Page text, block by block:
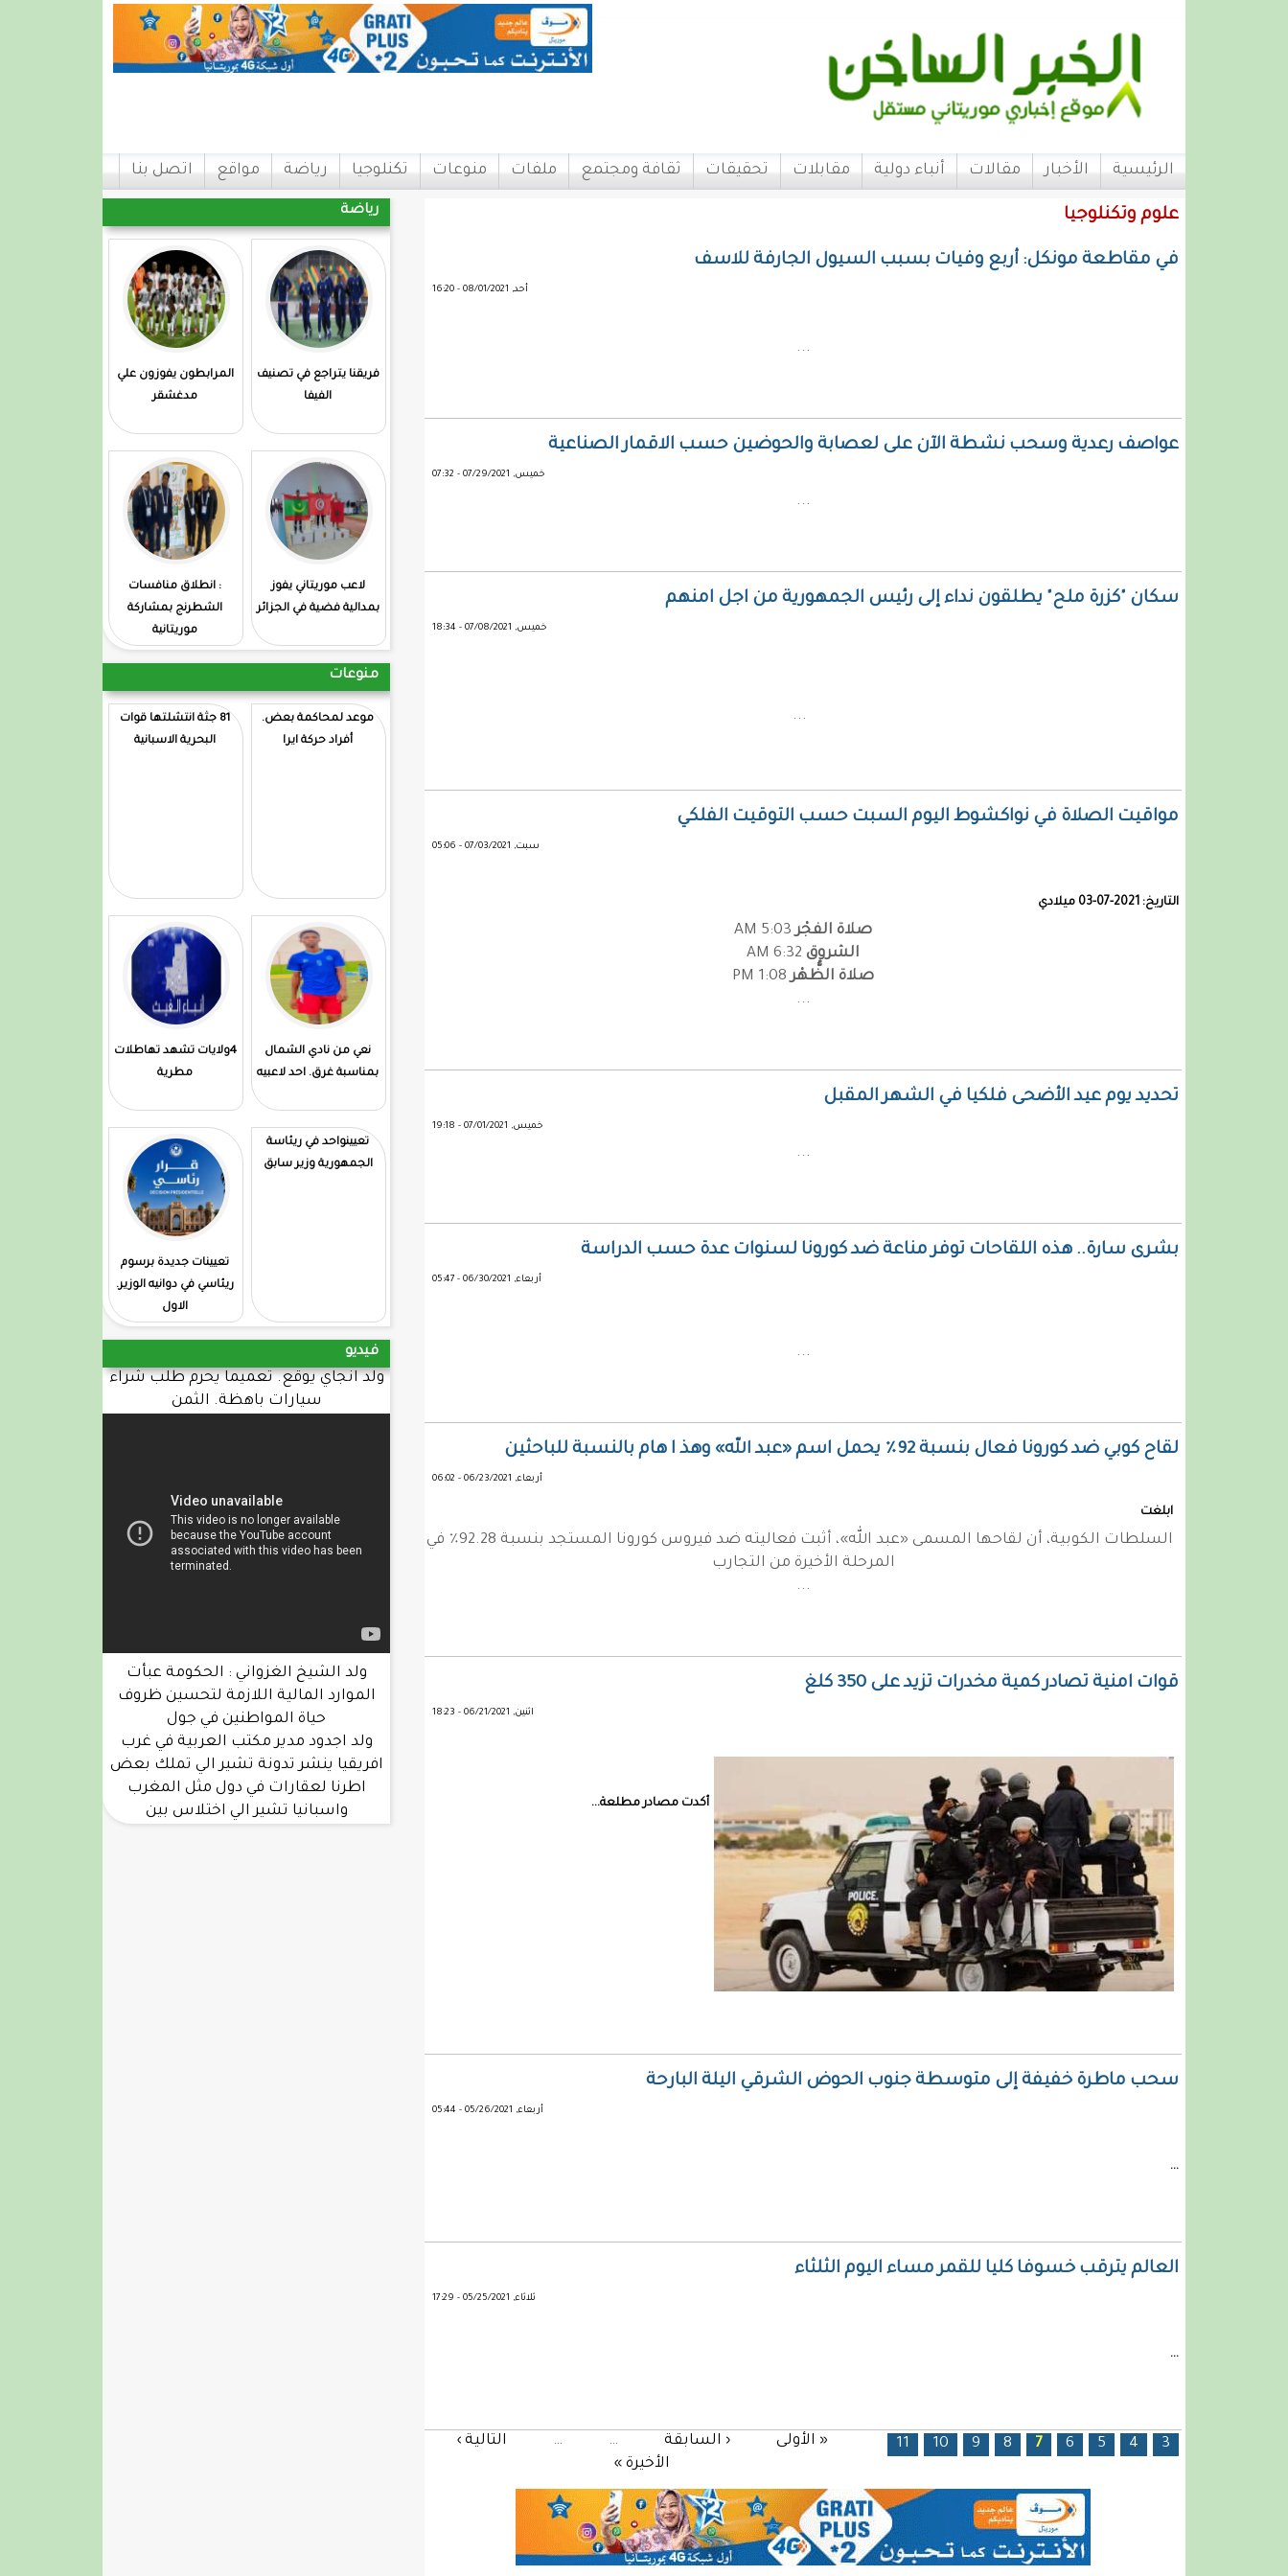
الرئيسية الأخبار مقالات أنباء دولية مقابلات تحقيقات ثقافة ومجتمع ملفات منوعات تكنلوجيا رياضة مواقع اتصل بنا
رياضة
فريقنا يتراجع في تصنيف
الفيفا
المرابطون يفوزون علي
مدغشقر
لاعب موريتاني يفوز
بمدالية فضية في الجزائر
: انطلاق منافسات
الشطرنج بمشاركة
موريتانية
منوعات
موعد لمحاكمة بعض.
أفراد حركة ايرا
81 جثة انتشلتها قوات
البحرية الاسبانية
نعي من نادي الشمال
بمناسبة غرق. احد لاعبيه
4ولايات تشهد تهاطلات
مطرية
تعيينواحد في ريئاسة
الجمهورية وزير سابق
تعيينات جديدة برسوم
ريئاسي في دوانيه الوزير.
الاول
فيديو
ولد انجاي يوقع. تعميما يحرم طلب شراء
سيارات باهظة. الثمن
ولد الشيخ الغزواني : الحكومة عبأت
الموارد المالية اللازمة لتحسين ظروف
حياة المواطنين في جول
ولد اجدود مدير مكتب العربية في غرب
افريقيا ينشر تدونة تشير الي تملك بعض
اطرنا لعقارات في دول مثل المغرب
واسبانيا تشير الي اختلاس بين
علوم وتكنلوجيا
في مقاطعة مونكل: أربع وفيات بسبب السيول الجارفة للاسف
أحد, 08/01/2021 - 16:20
...
عواصف رعدية وسحب نشطة الآن على لعصابة والحوضين حسب الاقمار الصناعية
خميس, 07/29/2021 - 07:32
...
سكان "كزرة ملح" يطلقون نداء إلى رئيس الجمهورية من اجل امنهم
خميس, 07/08/2021 - 18:34
...
مواقيت الصلاة في نواكشوط اليوم السبت حسب التوقيت الفلكي
سبت, 07/03/2021 - 05:06
التاريخ:
صلاة الفجْر5:03 AM
الشروق
صلاة الظُّهْر1:08 PM
...
تحديد يوم عيد الأضحى فلكيا في الشهر المقبل
خميس, 07/01/2021 - 19:18
...
بشرى سارة.. هذه اللقاحات توفر مناعة ضد كورونا لسنوات عدة حسب الدراسة
أربعاء, 06/30/2021 - 05:47
...
لقاح كوبي ضد كورونا فعال بنسبة 92٪ يحمل اسم «عبد الله» وهذ ا هام بالنسبة للباحثين
أربعاء, 06/23/2021 - 06:02
ابلغت
السلطات الكوبية، أن لقاحها المسمى «عبد الله»، أثبت فعاليته ضد فيروس كورونا المستجد بنسبة 92.28٪ في
المرحلة الأخيرة من التجارب
...
قوات امنية تصادر كمية مخدرات تزيد على 350 كلغ
اثنين, 06/21/2021 - 18:23
أكدت مصادر مطلعة...
سحب ماطرة خفيفة إلى متوسطة جنوب الحوض الشرقي اليلة البارحة
أربعاء, 05/26/2021 - 05:44
...
العالم يترقب خسوفا كليا للقمر مساء اليوم الثلثاء
ثلاثاء, 05/25/2021 - 17:29
...
الصفحات « الأولى ‹ السابقة … 3
4
5
6
7
8
9
10
11
…
التالية ›
الأخيرة »